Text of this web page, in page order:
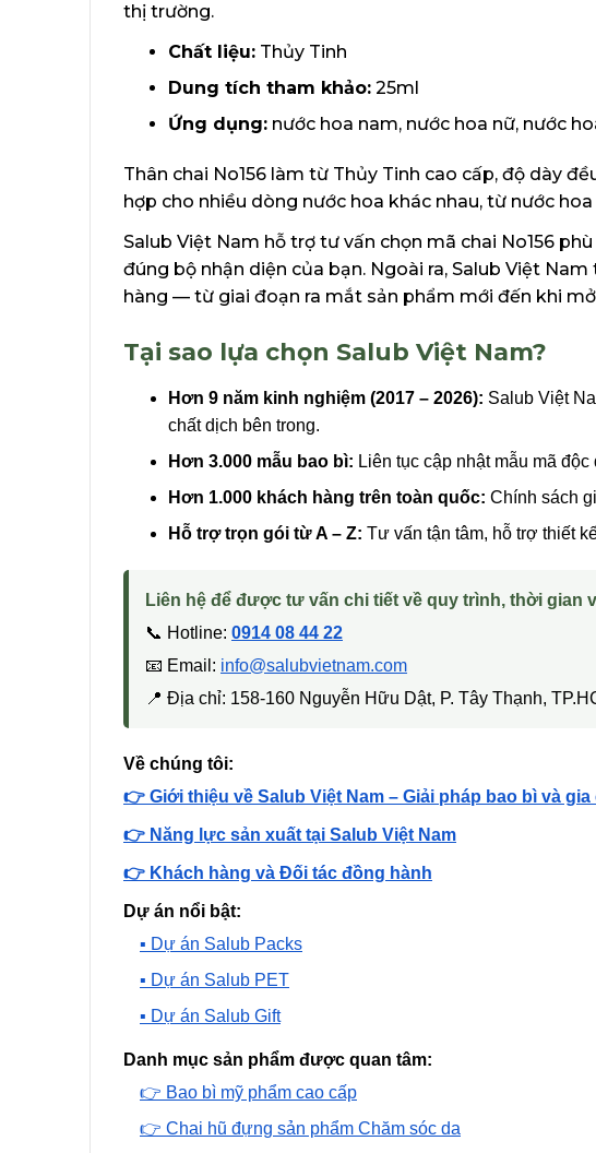
thị trường.
Chất liệu:Thủy Tinh
Dung tích tham khảo:25ml
Ứng dụng:nước hoa nam, nước hoa nữ, nước
Thân chai No156 làm từ Thủy Tinh cao cấp, độ dày
hợp cho nhiều dòng nước hoa khác nhau, từ nước
Salub Việt Nam hỗ trợ tư vấn chọn mã chai No156
đúng bộ nhận diện của bạn. Ngoài ra, Salub Việt
hàng — từ giai đoạn ra mắt sản phẩm mới đến khi
Tại sao lựa chọn Salub Việt Nam?
Hơn 9 năm kinh nghiệm (2017 – 2026): Salub Việt
chất dịch bên trong.
Hơn 3.000 mẫu bao bì: Liên tục cập nhật mẫu mã
Hơn 1.000 khách hàng trên toàn quốc: Chính sách
Hỗ trợ trọn gói từ A – Z: Tư vấn tận tâm, hỗ trợ thiết
Liên hệ để được tư vấn chi tiết về quy trình, thời gian
📞 Hotline: 0914 08 44 22
📧 Email: info@salubvietnam.com
📍 Địa chỉ: 158-160 Nguyễn Hữu Dật, P. Tây Thạnh,
Về chúng tôi:
👉 Giới thiệu về Salub Việt Nam – Giải pháp bao bì và
👉 Năng lực sản xuất tại Salub Việt Nam
👉 Khách hàng và Đối tác đồng hành
Dự án nổi bật:
▪️ Dự án Salub Packs
▪️ Dự án Salub PET
▪️ Dự án Salub Gift
Danh mục sản phẩm được quan tâm:
👉 Bao bì mỹ phẩm cao cấp
👉 Chai hũ đựng sản phẩm Chăm sóc da